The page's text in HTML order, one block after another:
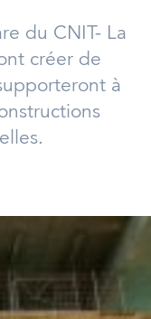
du CNIT- La
créer de
à